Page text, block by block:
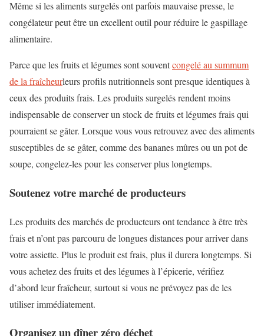
Même si les aliments surgelés ont parfois mauvaise presse, le
congélateur peut être un excellent outil pour réduire le gaspillage
alimentaire.
Parce que les fruits et légumes sont souventcongelé au summum
de la fraîcheurleurs profils nutritionnels sont presque identiques à
ceux des produits frais. Les produits surgelés rendent moins
indispensable de conserver un stock de fruits et légumes frais qui
pourraient se gâter. Lorsque vous vous retrouvez avec des aliments
susceptibles de se gâter, comme des bananes mûres ou un pot de
soupe, congelez-les pour les conserver plus longtemps.
Soutenez votre marché de producteurs
Les produits des marchés de producteurs ont tendance à être très
frais et n’ont pas parcouru de longues distances pour arriver dans
votre assiette. Plus le produit est frais, plus il durera longtemps. Si
vous achetez des fruits et des légumes à l’épicerie, vérifiez
d’abord leur fraîcheur, surtout si vous ne prévoyez pas de les
utiliser immédiatement.
Organisez un dîner zéro déchet